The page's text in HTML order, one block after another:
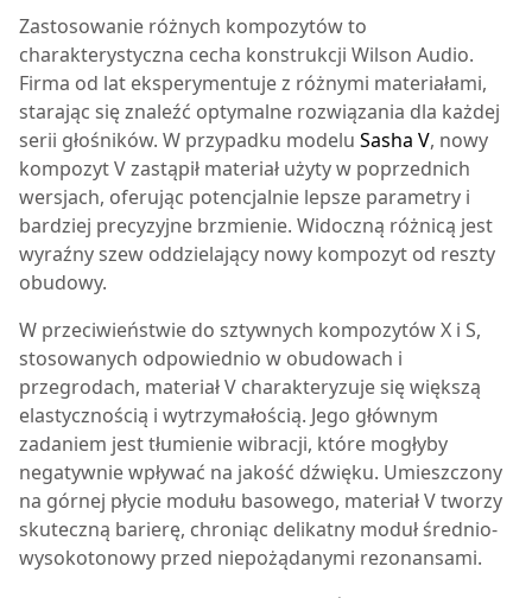
Zastosowanie różnych kompozytów to
charakterystyczna cecha konstrukcji Wilson Audio.
Firma od lat eksperymentuje z różnymi materiałami,
starając się znaleźć optymalne rozwiązania dla każdej
serii głośników. W przypadku modelu Sasha V, nowy
kompozyt V zastąpił materiał użyty w poprzednich
wersjach, oferując potencjalnie lepsze parametry i
bardziej precyzyjne brzmienie. Widoczną różnicą jest
wyraźny szew oddzielający nowy kompozyt od reszty
obudowy.
W przeciwieństwie do sztywnych kompozytów X i S,
stosowanych odpowiednio w obudowach i
przegrodach, materiał V charakteryzuje się większą
elastycznością i wytrzymałością. Jego głównym
zadaniem jest tłumienie wibracji, które mogłyby
negatywnie wpływać na jakość dźwięku. Umieszczony
na górnej płycie modułu basowego, materiał V tworzy
skuteczną barierę, chroniąc delikatny moduł średnio-
wysokotonowy przed niepożądanymi rezonansami.